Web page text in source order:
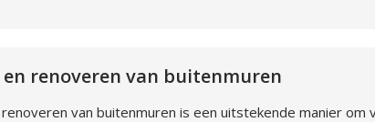
en renoveren van buitenmuren
renoveren van buitenmuren is een uitstekende manier